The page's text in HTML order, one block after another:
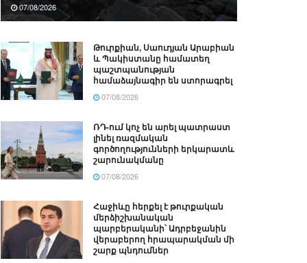
07/08/2026
Թուրքիան, Սաուդյան Արաբիան
և Պակիստանը համատեղ
պաշտպանության
համաձայնագիր են ստորագրել
07/08/2026
ՌԴ-ում կոչ են արել պատրաստ
լինել ռազմական
գործողությունների երկարատև
շարունակմանը
07/08/2026
Հաջիևը հերքել է թուրքական
մերձիշխանական
պարբերականի՝ Ադրբեջանին
վերաբերող հրապարակման մի
շարք պնդումներ